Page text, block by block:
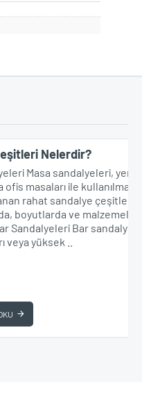
sandalyeleri, yemek
ile kullanılmak
sandalye çeşitleridir.
ve malzemelerde
Bar sandalyeleri,
..